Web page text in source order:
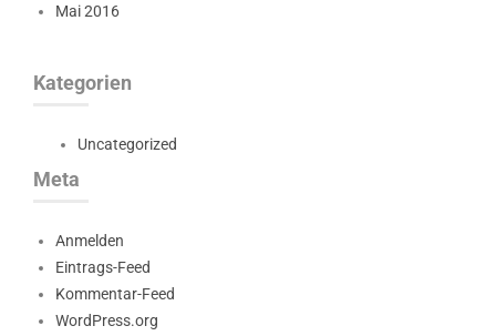
Mai 2016
Kategorien
Uncategorized
Meta
Anmelden
Eintrags-Feed
Kommentar-Feed
WordPress.org